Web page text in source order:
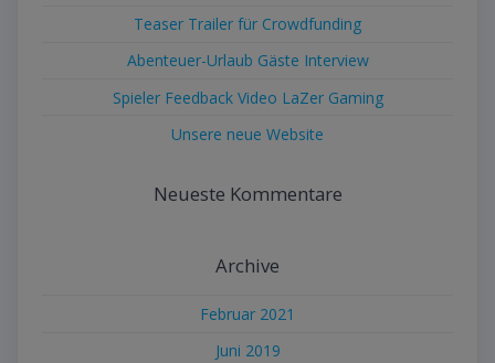
Teaser Trailer für Crowdfunding
Abenteuer-Urlaub Gäste Interview
Spieler Feedback Video LaZer Gaming
Unsere neue Website
Neueste Kommentare
Archive
Februar 2021
Juni 2019